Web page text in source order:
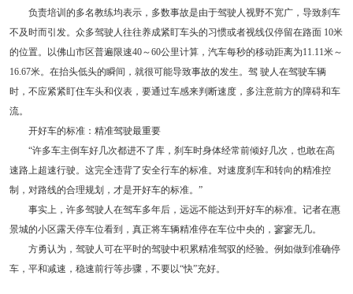
负责培训的多名教练均表示，多数事故是由于驾驶人视野不宽广，导致刹车
不及时而引发。众多驾驶人往往养成紧盯车头的习惯或者视线仅停留在路面 10米
的位置。以佛山市区普遍限速40～60公里计算，汽车每秒的移动距离为11.11米～
16.67米。在抬头低头的瞬间，就很可能导致事故的发生。驾 驶人在驾驶车辆
时，不应紧紧盯住车头和仪表，要通过车感来判断速度，多注意前方的障碍和车
流。
开好车的标准：精准驾驶最重要
“许多车主倒车好几次都进不了库，刹车时身体经常前倾好几次，也敢在高
速路上超速行驶。这完全违背了安全行车的标准。对速度刹车和转向的精准控
制，对路线的合理规划，才是开好车的标准。”
事实上，许多驾驶人在驾车多年后，远远不能达到开好车的标准。记者在惠
景城的小区露天停车位看到，真正将车辆精准停在车位中央的，寥寥无几。
方勇认为，驾驶人可在平时的驾驶中积累精准驾驭的经验。例如做到准确停
车，平和减速，稳速前行等步骤，不要以“快”充好。